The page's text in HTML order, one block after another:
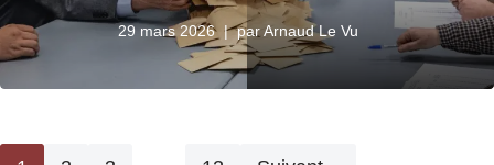
29 mars 2026 parArnaud Le Vu